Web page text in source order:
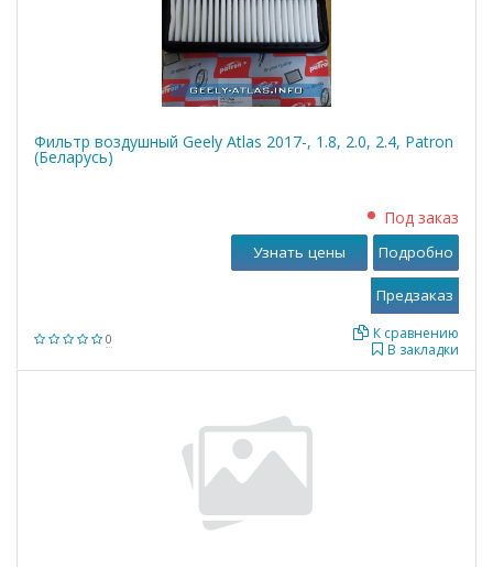
Фильтр воздушный Geely Atlas 2017-, 1.8, 2.0, 2.4, Patron
(Беларусь)
0
Под заказ
В закладки
К сравнению
Узнать цены Подробно